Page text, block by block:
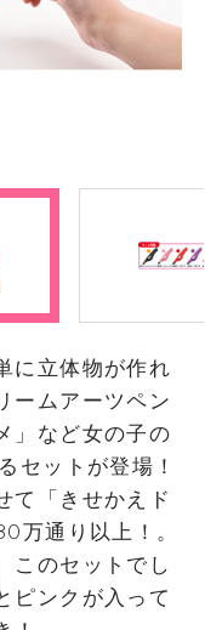
に立体物が作れ
ームアーツペン
」など女の子の
セットが登場！
て「きせかえド
万通り以上！。
このセットでし
ピンクが入って